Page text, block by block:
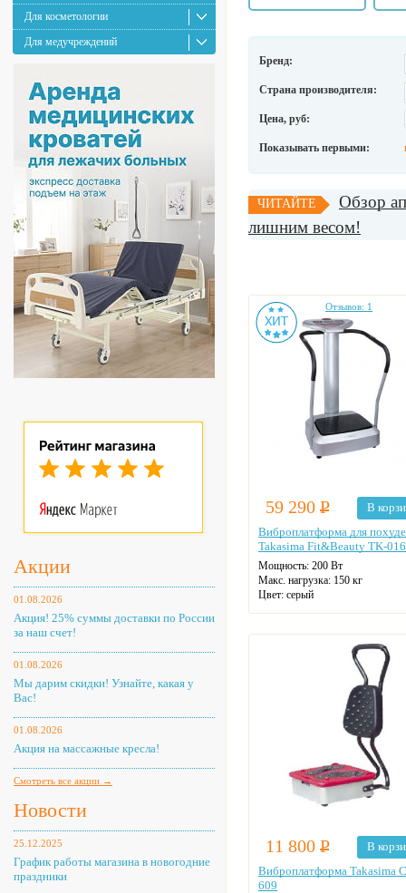
Для косметологии
Для медучреждений
Акции
01.08.2026
Акция! 25% суммы доставки по России
за наш счет!
01.08.2026
Мы дарим скидки! Узнайте, какая у
Вас!
01.08.2026
Акция на массажные кресла!
Смотреть все акции →
Новости
25.12.2025
График работы магазина в новогодние
праздники
Бренд:
Страна производителя:
Цена, руб:
Показывать первыми:
ЧИТАЙТЕ
Обзор
лишним весом!
Отзывов: 1
59 290 Р
В
Виброплатформа для
Takasima Fit&Beauty TK-016
Мощность: 200 Вт
Макс. нагрузка: 150 кг
Цвет: серый
11 800 Р
В
Виброплатформа Takasima
609